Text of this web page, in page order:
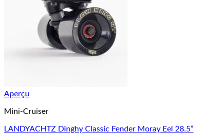
Aperçu
Mini-Cruiser
LANDYACHTZ Dinghy Classic Fender Moray Eel 28.5”